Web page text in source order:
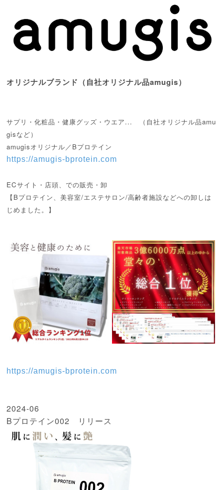
オリジナルブランド（自社オリジナル品amugis）
サプリ・化粧品・健康グッズ・ウエア... （自社オリジナル品amu
gisなど）
amugisオリジナル／Bプロテイン
https://amugis-bprotein.com
ECサイト・店頭、での販売・卸
【Bプロテイン、美容室/エステサロン/高齢者施設などへの卸しは
じめました。】
https://amugis-bprotein.com
2024-06
Bプロテイン002 リリース